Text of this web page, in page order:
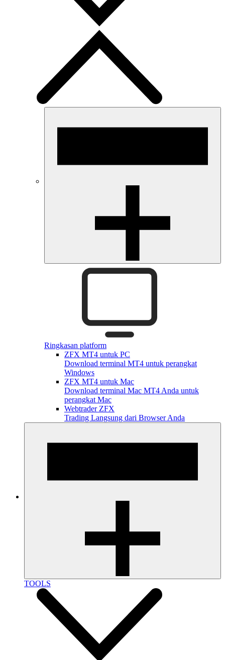
Ringkasan platform
ZFX MT4 untuk PC
Download terminal MT4 untuk perangkat
Windows
ZFX MT4 untuk Mac
Download terminal Mac MT4 Anda untuk
perangkat Mac
Webtrader ZFX
Trading Langsung dari Browser Anda
TOOLS